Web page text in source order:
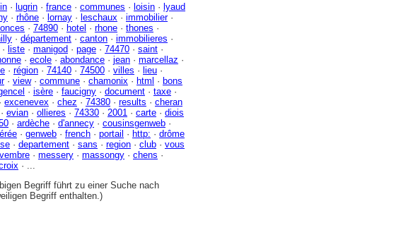
· lugrin · france · communes · loisin · lyaud
· rhône · lornay · leschaux · immobilier·
· 74890 · hotel · rhone · thones ·
· département · canton · immobilieres ·
· liste · manigod · page · 74470 · saint ·
· ecole · abondance · jean · marcellaz ·
· région · 74140 · 74500 · villes · lieu ·
· view· commune · chamonix · html · bons
· isère · faucigny · document · taxe ·
· excenevex · chez · 74380 · results · cheran
· evian · ollieres · 74330 · 2001 · carte · diois
· ardèche · d'annecy · cousinsgenweb ·
· genweb · french · portail · http: · drôme
· departement · sans · region · club · vous
· messery · massongy · chens ·
· ...
Begriff führt zu einer Suche nach
Begriff enthalten.)